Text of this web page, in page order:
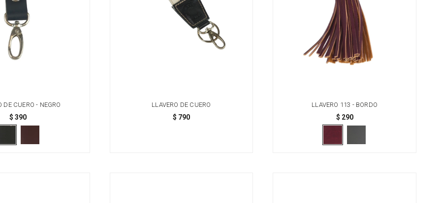
DE CUERO - NEGRO
$ 390
LLAVERO DE CUERO
$ 790
LLAVERO 113 - BORDO
$ 290